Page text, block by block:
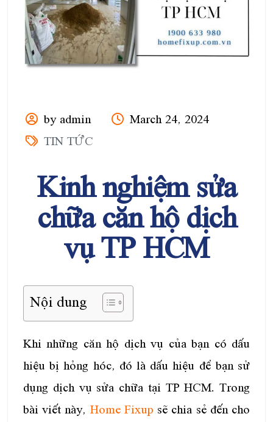
by admin
March 24, 2024
TIN TỨC
Kinh nghiệm sửa
chữa căn hộ dịch
vụ TP HCM
Nội dung
Khi những căn hộ dịch vụ của bạn có dấu
hiệu bị hỏng hóc, đó là dấu hiệu để bạn sử
dụng dịch vụ sửa chữa tại TP HCM. Trong
bài viết này, Home Fixupsẽ chia sẻ đến cho